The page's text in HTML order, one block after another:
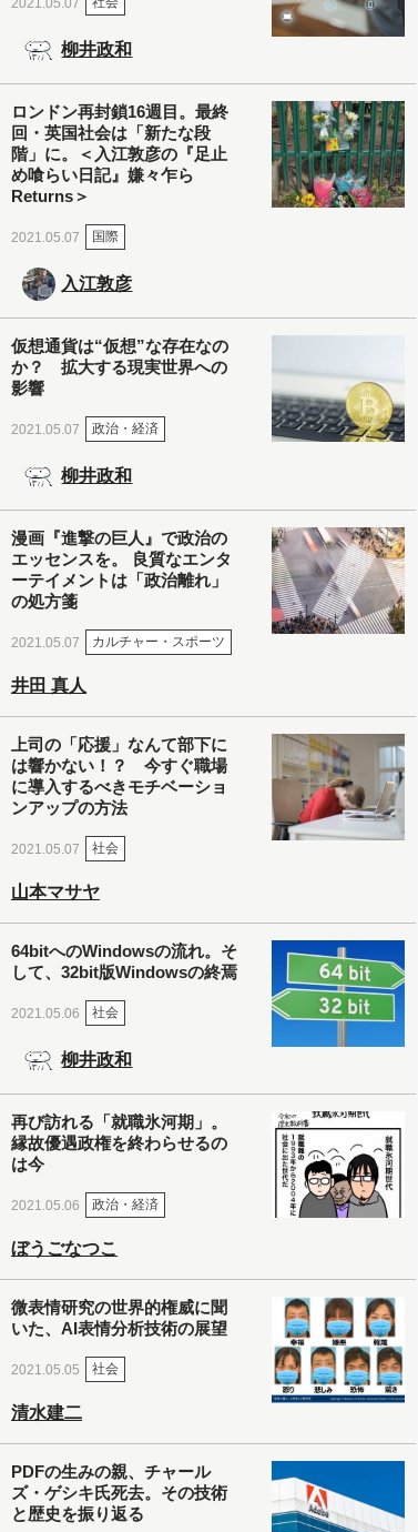
柳井政和
ロンドン再封鎖16週目。最終
回・英国社会は「新たな段
階」に。＜入江敦彦の『足止
め喰らい日記』嫌々乍ら
Returns＞
2021.05.07 国際
入江敦彦
仮想通貨は“仮想”な存在なの
か？ 拡大する現実世界への
影響
2021.05.07 政治・経済
柳井政和
漫画『進撃の巨人』で政治の
エッセンスを。 良質なエンタ
ーテイメントは「政治離れ」
の処方箋
2021.05.07 カルチャー・スポーツ
井田 真人
上司の「応援」なんて部下に
は響かない！？ 今すぐ職場
に導入するべきモチベーショ
ンアップの方法
2021.05.07 社会
山本マサヤ
64bitへのWindowsの流れ。そ
して、32bit版Windowsの終焉
2021.05.06 社会
柳井政和
再び訪れる「就職氷河期」。
縁故優遇政権を終わらせるの
は今
2021.05.06 政治・経済
ぼうごなつこ
微表情研究の世界的権威に聞
いた、AI表情分析技術の展望
2021.05.05 社会
清水建二
PDFの生みの親、チャール
ズ・ゲシキ氏死去。その技術
と歴史を振り返る